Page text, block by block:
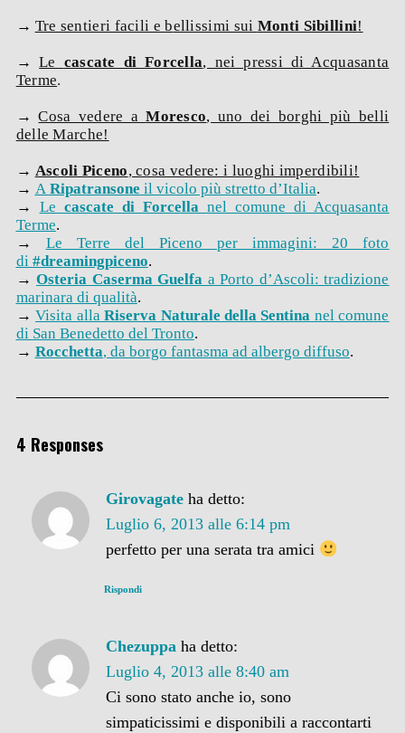
→ Tre sentieri facili e bellissimi sui Monti Sibillini!
→Le cascate di Forcella, nei pressi di Acquasanta
Terme.
→Cosa vedere aMoresco, uno dei borghi più belli
delle Marche!
→ Ascoli Piceno, cosa vedere: i luoghi imperdibili!
→ A Ripatransone il vicolo più stretto d’Italia.
→ Le cascate di Forcella nel comune di Acquasanta
Terme.
→ Le Terre del Piceno per immagini: 20 foto
di #dreamingpiceno.
→Osteria Caserma Guelfa a Porto d’Ascoli: tradizione
marinara di qualità.
→Visita allaRiserva Naturale della Sentina nel comune
di San Benedetto del Tronto.
→ Rocchetta, da borgo fantasma ad albergo diffuso.
4 Responses
Girovagate ha detto:
Luglio 6, 2013 alle 6:14 pm
perfetto per una serata tra amici
Rispondi
Chezuppa ha detto:
Luglio 4, 2013 alle 8:40 am
Ci sono stato anche io, sono
simpaticissimi e disponibili a raccontarti